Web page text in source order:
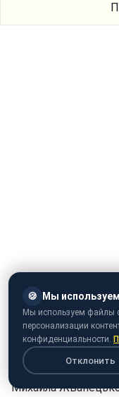
В Одесі невідомі
Михайла
🍪 Мы
Мы используем файлы
персонализации
конфиденциальности.
Отклонить